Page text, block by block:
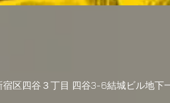
区四谷３丁目 四谷3-6結城ビル地下